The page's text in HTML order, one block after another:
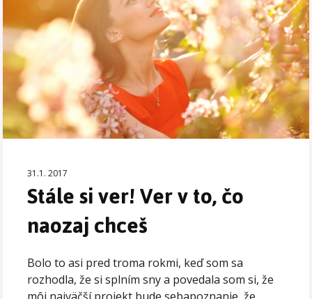
31.1. 2017
Stále si ver! Ver v to, čo
naozaj chceš
Bolo to asi pred troma rokmi, keď som sa
rozhodla, že si splním sny a povedala som si, že
môj najväčší projekt bude sebapoznanie, že